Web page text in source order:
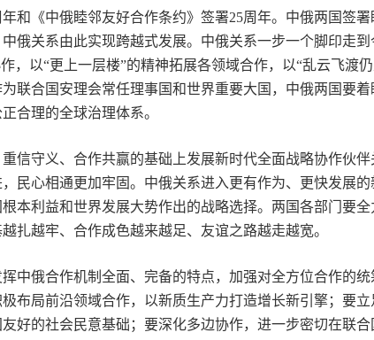
《中俄睦邻友好合作条约》签署25周年。中俄两国签署
俄关系由此实现跨越式发展。中俄关系一步一个脚印走到
，以“更上一层楼”的精神拓展各领域合作，以“乱云飞渡
联合国安理会常任理事国和世界重要大国，中俄两国要
合理的全球治理体系。
守义、合作共赢的基础上发展新时代全面战略协作伙伴
民心相通更加牢固。中俄关系进入更有作为、更快发展
本利益和世界发展大势作出的战略选择。两国各部门要
扎越牢、合作成色越来越足、友谊之路越走越宽。
俄合作机制全面、完备的特点，加强对全方位合作的统
布局前沿领域合作，以新质生产力打造增长新引擎；要
好的社会民意基础；要深化多边协作，进一步密切在联合